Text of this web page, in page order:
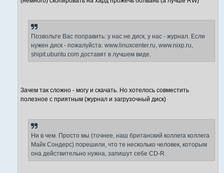
Позвольте Вас поправить: у нас не диск, у нас - журнал. Если
нужен диск - пожалуйста: www.linuxcenter.ru, www.nixp.ru,
shipit.ubuntu.com доставят в лучшем виде.
Зачем так сложно - могу и скачать. Но хотелось совместить
полезное с приятным (журнал и загрузочный диск)
Ни в чем. Просто мы (точнее, наш британский коллега коллега
Майк Сондерс) порешили, что те несколько человек, которым
она действительно нужна, запишут себе CD-R.